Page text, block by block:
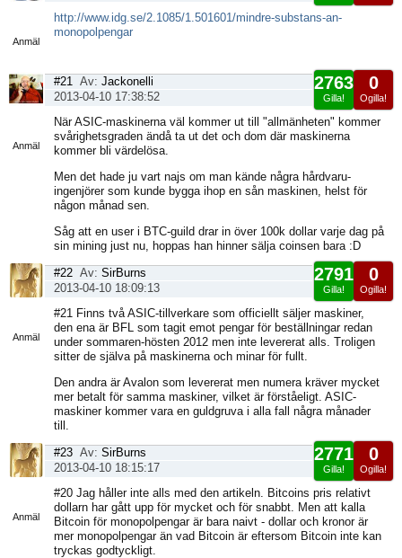
Anmäl
http://www.idg.se/2.1085/1.501601/mindre-substans-an-
monopolpengar
Anmäl
0
Ogilla!
2763
Gilla!
#21 Av: Jackonelli
2013-04-10 17:38:52
När ASIC-maskinerna väl kommer ut till "allmänheten" kommer
svårighetsgraden ändå ta ut det och dom där maskinerna
kommer bli värdelösa.
Men det hade ju vart najs om man kände några hårdvaru-
ingenjörer som kunde bygga ihop en sån maskinen, helst för
någon månad sen.
Såg att en user i BTC-guild drar in över 100k dollar varje dag på
sin mining just nu, hoppas han hinner sälja coinsen bara :D
Anmäl
0
Ogilla!
2791
Gilla!
#22 Av: SirBurns
2013-04-10 18:09:13
#21 Finns två ASIC-tillverkare som officiellt säljer maskiner,
den ena är BFL som tagit emot pengar för beställningar redan
under sommaren-hösten 2012 men inte levererat alls. Troligen
sitter de själva på maskinerna och minar för fullt.
Den andra är Avalon som levererat men numera kräver mycket
mer betalt för samma maskiner, vilket är förståeligt. ASIC-
maskiner kommer vara en guldgruva i alla fall några månader
till.
Anmäl
0
Ogilla!
2771
Gilla!
#23 Av: SirBurns
2013-04-10 18:15:17
#20 Jag håller inte alls med den artikeln. Bitcoins pris relativt
dollarn har gått upp för mycket och för snabbt. Men att kalla
Bitcoin för monopolpengar är bara naivt - dollar och kronor är
mer monopolpengar än vad Bitcoin är eftersom Bitcoin inte kan
tryckas godtyckligt.